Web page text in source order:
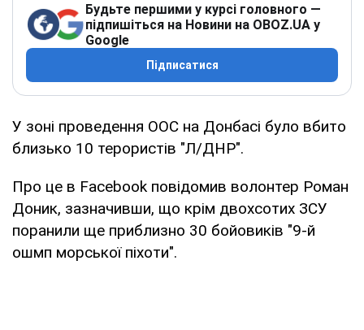
Будьте першими у курсі головного —
підпишіться на Новини на OBOZ.UA у
Google
Підписатися
У зоні проведення ООС на Донбасі було вбито
близько 10 терористів "Л/ДНР".
Про це в Facebook повідомив волонтер Роман
Доник, зазначивши, що крім двохсотих ЗСУ
поранили ще приблизно 30 бойовиків "9-й
ошмп морської піхоти".